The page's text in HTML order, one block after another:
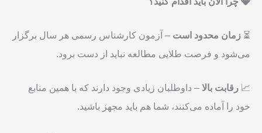
⏳ زمان محدود است – آزمون کارشناس رسمی هر سال برگزار
می‌شود و فرصت طلایی مطالعه نباید از دست برود.
📈 رقابت بالا – داوطلبان زیادی وجود دارند که با همین منابع
خود را آماده می‌کنند، شما هم باید مجهز باشید.